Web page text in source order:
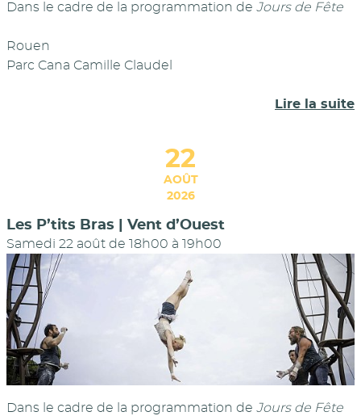
Dans le cadre de la programmation de Jours de Fête
Rouen
Parc Cana Camille Claudel
Lire la suite
22
AOÛT
2026
Les P’tits Bras | Vent d’Ouest
Samedi 22 août de 18h00 à 19h00
Dans le cadre de la programmation de Jours de Fête